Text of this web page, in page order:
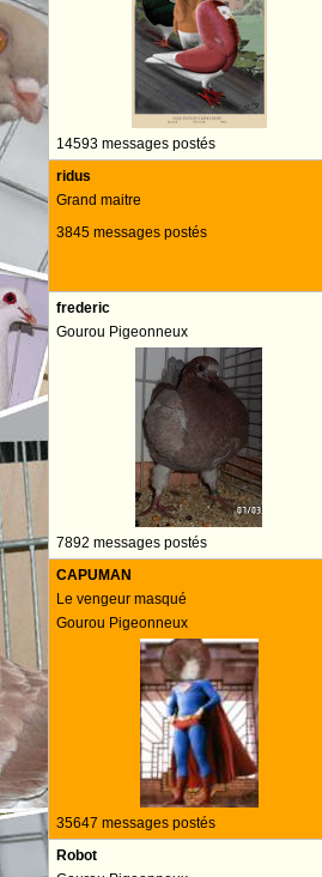
14593 messages postés
ridus
Grand maitre
3845 messages postés
frederic
Gourou Pigeonneux
7892 messages postés
CAPUMAN
Le vengeur masqué
Gourou Pigeonneux
35647 messages postés
Robot